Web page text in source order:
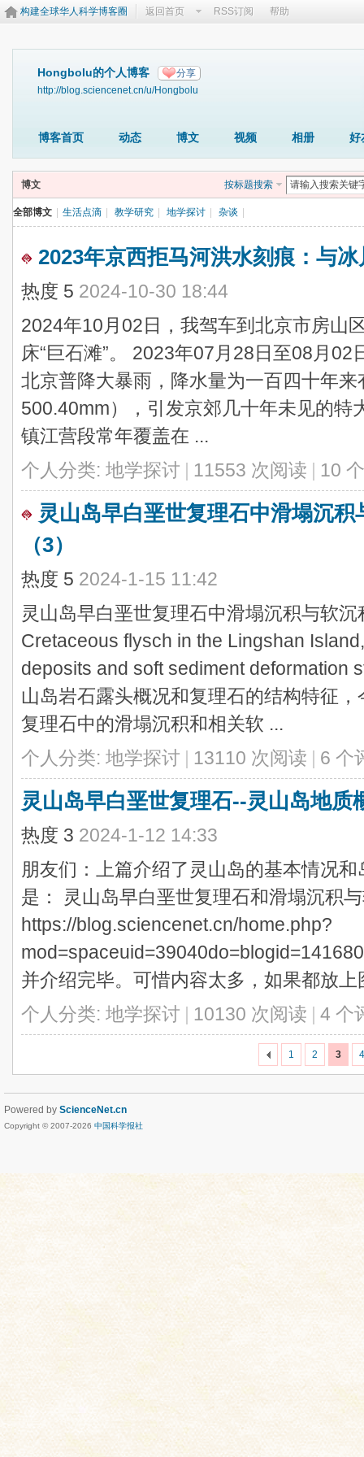
构建全球华人科学博客圈 返回首页 RSS订阅 帮助
Hongbolu的个人博客 分享
http://blog.sciencenet.cn/u/Hongbolu
博客首页 动态 博文 视频 相册 好
博文 按标题搜索
全部博文 生活点滴 教学研究 地学探讨 杂谈
2023年京西拒马河洪水刻痕：与
热度 5 2024-10-30 18:44
2024年10月02日，我驾车到北京市房山
床“巨石滩”。 2023年07月28日至08月02
北京普降大暴雨，降水量为一百四十年
500.40mm），引发京郊几十年未见的特
镇江营段常年覆盖在 ...
个人分类: 地学探讨 | 11553 次阅读 | 10
灵山岛早白垩世复理石中滑塌沉
（3）
热度 5 2024-1-15 11:42
灵山岛早白垩世复理石中滑塌沉积与软
Cretaceous flysch in the Lingshan
deposits and soft sediment deformation
山岛岩石露头概况和复理石的结构特征
复理石中的滑塌沉积和相关软 ...
个人分类: 地学探讨 | 13110 次阅读 | 6 个
灵山岛早白垩世复理石--灵山岛地质
热度 3 2024-1-12 14:33
朋友们：上篇介绍了灵山岛的基本情况
是： 灵山岛早白垩世复理石和滑塌沉积
https://blog.sciencenet.cn/home.php?
并介绍完毕。可惜内容太多，如果都放上
个人分类: 地学探讨 | 10130 次阅读 | 4 个
1 2 3 4
Powered by ScienceNet.cn
Copyright © 2007-2026 中国科学报社